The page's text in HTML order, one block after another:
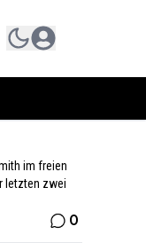
im freien
letzten zwei
0